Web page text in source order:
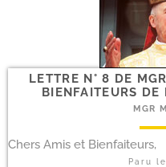
LETTRE N° 8 DE
BIENFAITEURS DE
MGR
Chers Amis et Bienfaiteurs,
Paru le